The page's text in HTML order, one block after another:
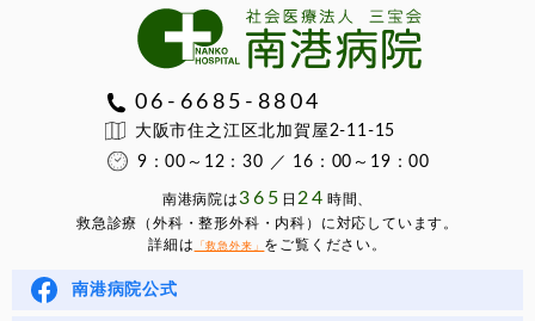
06-6685-8804
大阪市住之江区北加賀屋2-11-15
9：00～12：30 ／ 16：00～19：00
南港病院は365 ⽇ 24 時間、
救急診療（外科・整形外科・内科）に対応しています。
詳細は
「救急外来」 をご覧ください。
南港病院公式